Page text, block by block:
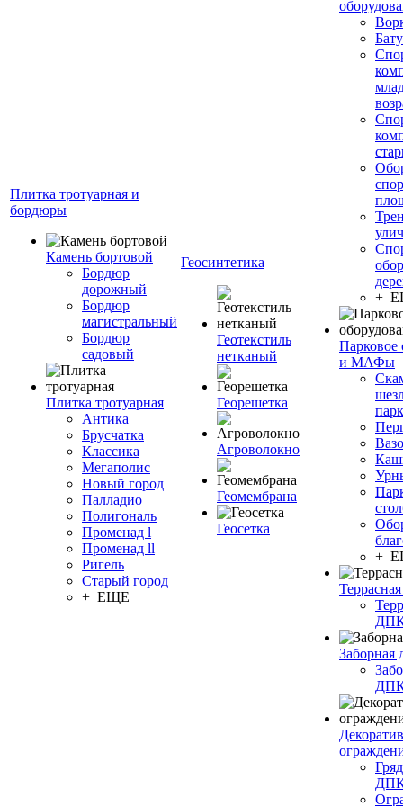
Плитка тротуарная и
бордюры
Камень бортовой
Бордюр
дорожный
Бордюр
магистральный
Бордюр
садовый
Плитка тротуарная
Антика
Брусчатка
Классика
Мегаполис
Новый город
Палладио
Полигональ
Променад l
Променад ll
Ригель
Старый город
+ ЕЩЕ
Геосинтетика
Геотекстиль
нетканый
Георешетка
Агроволокно
Геомембрана
Геосетка
+
Парковое
и МАФы
+
Заборная